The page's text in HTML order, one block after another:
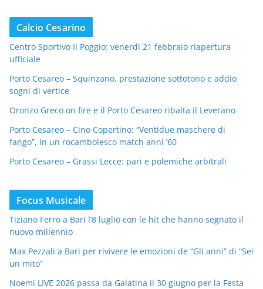
Calcio Cesarino
Centro Sportivo Il Poggio: venerdì 21 febbraio riapertura
ufficiale
Porto Cesareo – Squinzano, prestazione sottotono e addio
sogni di vertice
Oronzo Greco on fire e il Porto Cesareo ribalta il Leverano
Porto Cesareo – Cino Copertino: “Ventidue maschere di
fango”, in un rocambolesco match anni ’60
Porto Cesareo – Grassi Lecce: pari e polemiche arbitrali
Focus Musicale
Tiziano Ferro a Bari l’8 luglio con le hit che hanno segnato il
nuovo millennio
Max Pezzali a Bari per rivivere le emozioni de “Gli anni” di “Sei
un mito”
Noemi LIVE 2026 passa da Galatina il 30 giugno per la Festa